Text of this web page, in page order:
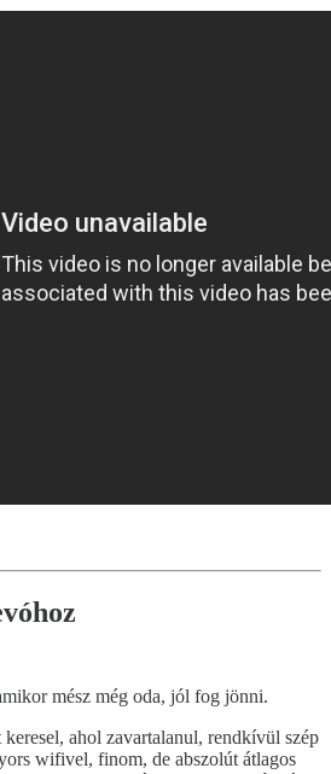
mész még oda, jól fog jönni.
ahol zavartalanul, rendkívül szép
wifivel, finom, de abszolút átlagos